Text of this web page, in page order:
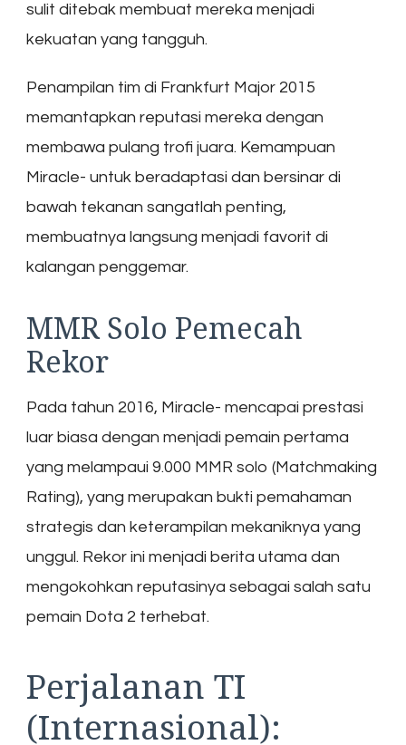
sulit ditebak membuat mereka menjadi
kekuatan yang tangguh.
Penampilan tim di Frankfurt Major 2015
memantapkan reputasi mereka dengan
membawa pulang trofi juara. Kemampuan
Miracle- untuk beradaptasi dan bersinar di
bawah tekanan sangatlah penting,
membuatnya langsung menjadi favorit di
kalangan penggemar.
MMR Solo Pemecah
Rekor
Pada tahun 2016, Miracle- mencapai prestasi
luar biasa dengan menjadi pemain pertama
yang melampaui 9.000 MMR solo (Matchmaking
Rating), yang merupakan bukti pemahaman
strategis dan keterampilan mekaniknya yang
unggul. Rekor ini menjadi berita utama dan
mengokohkan reputasinya sebagai salah satu
pemain Dota 2 terhebat.
Perjalanan TI
(Internasional):